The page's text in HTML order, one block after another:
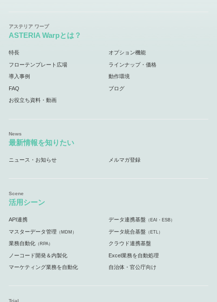
ASTERIA Warpとは？
特長 オプション機能
フローテンプレート広場 ラインナップ・価格
導入事例 動作環境
FAQ ブログ
お役立ち資料・動画
最新情報を知りたい
ニュース・お知らせ メルマガ登録
活用シーン
API連携 データ連携基盤 （EAI・ESB）
マスターデータ管理 （MDM） データ統合基盤 （ETL）
業務自動化（RPA） クラウド連携基盤
ノーコード開発＆内製化 Excel業務を自動処理
マーケティング業務を自動化 自治体・官公庁向け